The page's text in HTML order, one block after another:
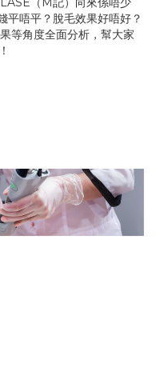
唔平？脫毛效果好唔好？
等角度全面分析，幫大家